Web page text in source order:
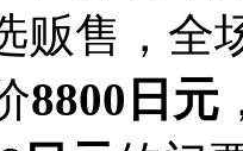
物贩)的
麒麟改二】
贩售，全
8800日元